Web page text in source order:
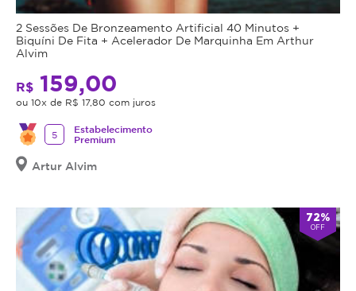
2 Sessões De Bronzeamento Artificial 40 Minutos +
Biquíni De Fita + Acelerador De Marquinha Em Arthur
Alvim
R$ 159,00
ou 10x de R$ 17,80 com juros
5
Estabelecimento
Premium
Artur Alvim
72%
OFF